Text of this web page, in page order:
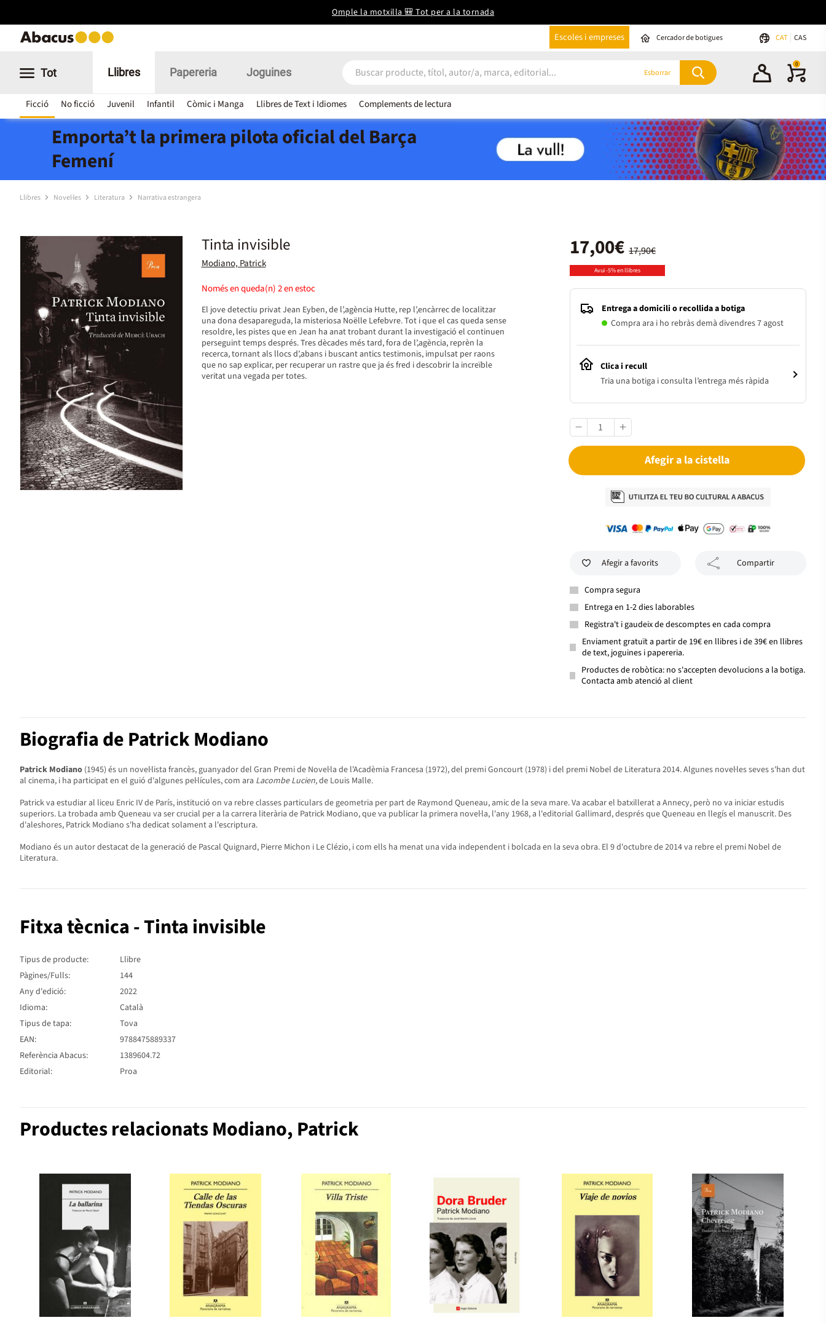
Omple la motxilla 🎒 Tot per a la tornada
Escoles i empreses Cercador de botigues CAT CAS
Tot Llibres
Ficció No ficció Juvenil Infantil Còmic i Manga Llibres de Text i Idiomes Complements de lectura
Papereria Joguines Esborrar
0
Emporta’t la primera pilota oficial del Barça
Femení
Llibres Novel·les Literatura Narrativa estrangera
Tinta invisible
Modiano, Patrick
Només en queda(n)2en estoc
El jove detectiu privat Jean Eyben, de l’,agència Hutte, rep l’,encàrrec de localitzar
una dona desapareguda, la misteriosa Noëlle Lefebvre. Tot i que el cas queda sense
resoldre, les pistes que en Jean ha anat trobant durant la investigació el continuen
perseguint temps després. Tres dècades més tard, fora de l’,agència, reprèn la
recerca, tornant als llocs d’,abans i buscant antics testimonis, impulsat per raons
que no sap explicar, per recuperar un rastre que ja és fred i descobrir la increïble
veritat una vegada per totes.
17,90€
17,00€
Avui -5% en llibres
Entrega a domicili o recollida a botiga
Compra ara i ho rebràs demà divendres 7 agost
Clica i recull
Tria una botiga i consulta l’entrega més ràpida
Afegir a la cistella
Afegir a favorits Compartir
Compra segura
Entrega en 1-2 dies laborables
Registra't i gaudeix de descomptes en cada compra
Enviament gratuït a partir de 19€ en llibres i de 39€ en llibres
de text, joguines i papereria.
Productes de robòtica: no s'accepten devolucions a la botiga.
Contacta amb atenció al client
Biografia de Patrick Modiano
Patrick Modiano (1945) és un novel·lista francès, guanyador del Gran Premi de Novel·la de l'Acadèmia Francesa (1972), del premi Goncourt (1978) i del premi Nobel de Literatura 2014. Algunes novel·les seves s'han dut
al cinema, i ha participat en el guió d'algunes pel·lícules, com ara Lacombe Lucien, de Louis Malle.
Patrick va estudiar al liceu Enric IV de París, institució on va rebre classes particulars de geometria per part de Raymond Queneau, amic de la seva mare. Va acabar el batxillerat a Annecy, però no va iniciar estudis
superiors. La trobada amb Queneau va ser crucial per a la carrera literària de Patrick Modiano, que va publicar la primera novel·la, l'any 1968, a l'editorial Gallimard, després que Queneau en llegís el manuscrit. Des
d'aleshores, Patrick Modiano s'ha dedicat solament a l'escriptura.
Modiano és un autor destacat de la generació de Pascal Quignard, Pierre Michon i Le Clézio, i com ells ha menat una vida independent i bolcada en la seva obra. El 9 d'octubre de 2014 va rebre el premi Nobel de
Literatura.
Fitxa tècnica - Tinta invisible
Tipus de producte:
Llibre
Pàgines/Fulls:
144
Any d'edició:
2022
Idioma:
Català
Tipus de tapa:
Tova
EAN:
9788475889337
Referència Abacus:
1389604.72
Editorial:
Proa
Productes relacionats Modiano, Patrick